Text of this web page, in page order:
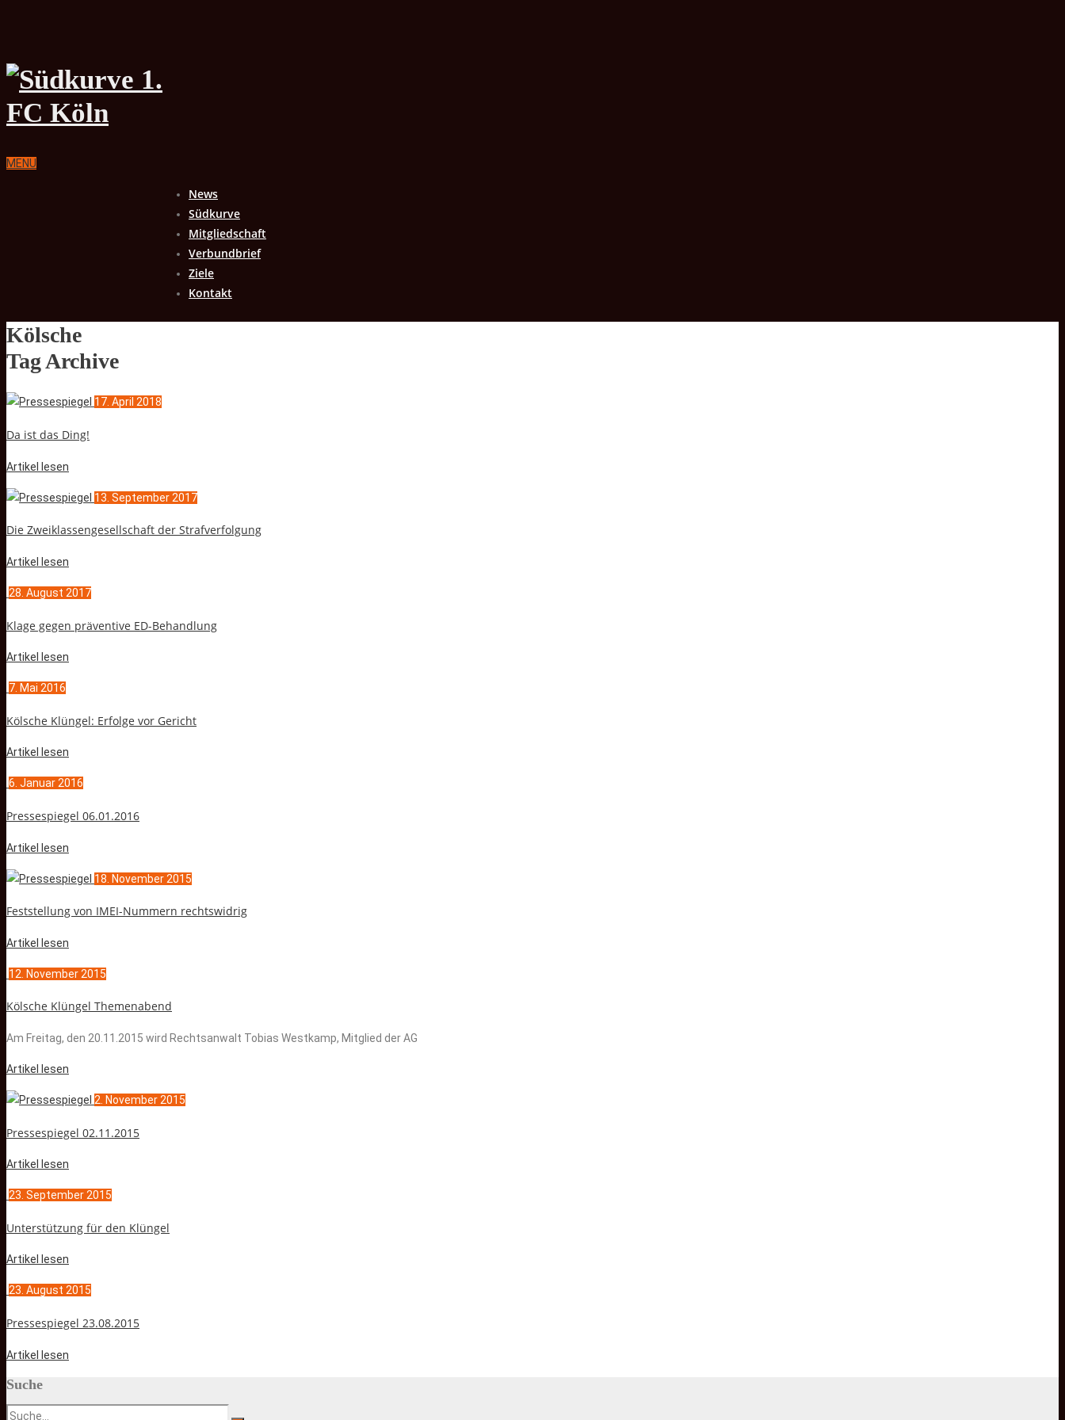
MENU
News
Südkurve
Mitgliedschaft
Verbundbrief
Ziele
Kontakt
Kölsche
Tag Archive
17. April 2018
Da ist das Ding!
Artikel lesen
13. September 2017
Die Zweiklassengesellschaft der Strafverfolgung
Artikel lesen
28. August 2017
Klage gegen präventive ED-Behandlung
Artikel lesen
7. Mai 2016
Kölsche Klüngel: Erfolge vor Gericht
Artikel lesen
6. Januar 2016
Pressespiegel 06.01.2016
Artikel lesen
18. November 2015
Feststellung von IMEI-Nummern rechtswidrig
Artikel lesen
12. November 2015
Kölsche Klüngel Themenabend
Am Freitag, den 20.11.2015 wird Rechtsanwalt Tobias Westkamp, Mitglied der AG
Artikel lesen
2. November 2015
Pressespiegel 02.11.2015
Artikel lesen
23. September 2015
Unterstützung für den Klüngel
Artikel lesen
23. August 2015
Pressespiegel 23.08.2015
Artikel lesen
Suche